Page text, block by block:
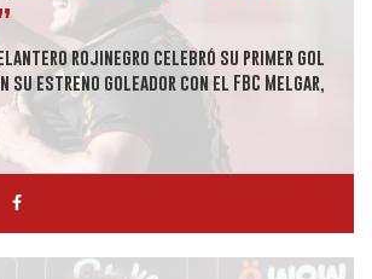
rojinegro celebró su primer gol
su estreno goleador con el FBC Melgar,